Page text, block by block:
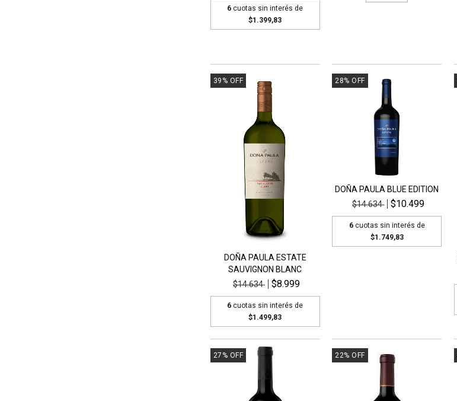
6 cuotas sin interés de
$1.399,83
39 % OFF
DOÑA PAULA ESTATE
SAUVIGNON BLANC
$14.634
$8.999
6 cuotas sin interés de
$1.499,83
28% OFF
DOÑA PAULA BLUE EDITION
$14.634
$10.499
6 cuotas sin interés de
$1.749,83
27 % OFF 22% OFF